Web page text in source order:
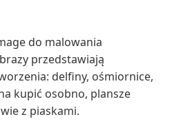
do malowania
przedstawiają
delfiny, ośmiornice,
kupić osobno, plansze
z piaskami.